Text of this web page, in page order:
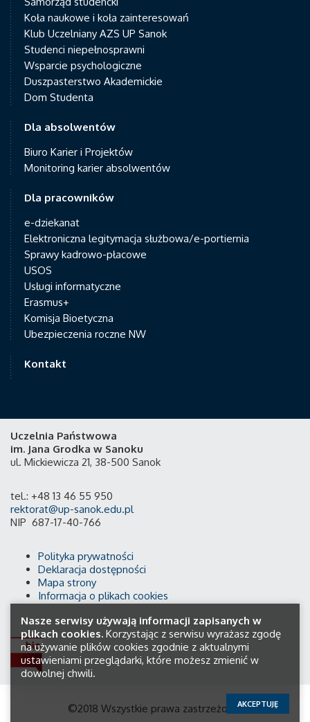
Koła naukowe i koła zainteresowań
Klub Uczelniany AZS UP Sanok
Studenci niepełnosprawni
Wsparcie psychologiczne
Duszpasterstwo Akademickie
Dom Studenta
Dla absolwentów
Biuro Karier i Projektów
Monitoring karier absolwentów
Dla pracowników
e-dziekanat
Elektroniczna legitymacja służbowa/e-portiernia
Sprawy kadrowo-płacowe
USOS
Usługi informatyczne
Erasmus+
Komisja Bioetyczna
Ubezpieczenia roczne NW
Kontakt
Uczelnia Państwowa
im. Jana Grodka w Sanoku
ul. Mickiewicza 21, 38-500 Sanok
tel.: +48 13 46 55 950
rektorat@up-sanok.edu.pl
NIP 687-17-40-766
Polityka prywatności
Deklaracja dostępności
Mapa strony
Informacja o plikach cookies
©2018 Wszystkie prawa zastrzeżone.
Nasze serwisy używają informacji zapisanych w
plikach cookies. Korzystając z serwisu wyrażasz zgodę
na używanie plików cookies zgodnie z aktualnymi
ustawieniami przeglądarki, które możesz zmienić w
dowolnej chwili.
AKCEPTUJĘ